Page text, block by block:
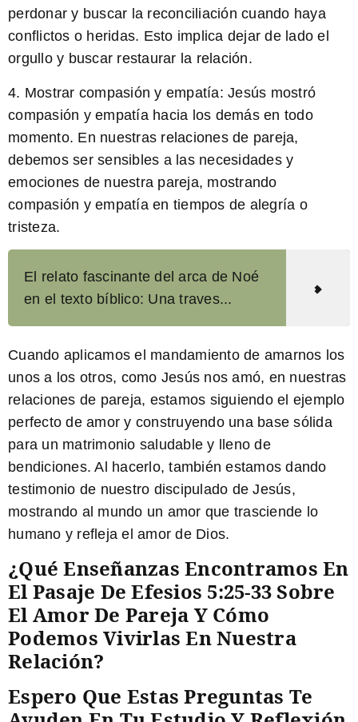
perdonar y buscar la reconciliación cuando haya
conflictos o heridas. Esto implica dejar de lado el
orgullo y buscar restaurar la relación.
4. Mostrar compasión y empatía: Jesús mostró
compasión y empatía hacia los demás en todo
momento. En nuestras relaciones de pareja,
debemos ser sensibles a las necesidades y
emociones de nuestra pareja, mostrando
compasión y empatía en tiempos de alegría o
tristeza.
El relato fascinante del arca de Noé
en el texto bíblico: Una traves...
Cuando aplicamos el mandamiento de amarnos los
unos a los otros, como Jesús nos amó, en nuestras
relaciones de pareja, estamos siguiendo el ejemplo
perfecto de amor y construyendo una base sólida
para un matrimonio saludable y lleno de
bendiciones. Al hacerlo, también estamos dando
testimonio de nuestro discipulado de Jesús,
mostrando al mundo un amor que trasciende lo
humano y refleja el amor de Dios.
¿Qué Enseñanzas Encontramos En
El Pasaje De Efesios 5:25-33 Sobre
El Amor De Pareja Y Cómo
Podemos Vivirlas En Nuestra
Relación?
Espero Que Estas Preguntas Te